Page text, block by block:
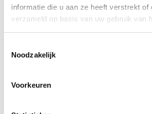
informatie die u aan ze heeft verstrekt of
verzameld op basis van uw gebruik van
Noodzakelijk
Voorkeuren
Vespa SPRINT